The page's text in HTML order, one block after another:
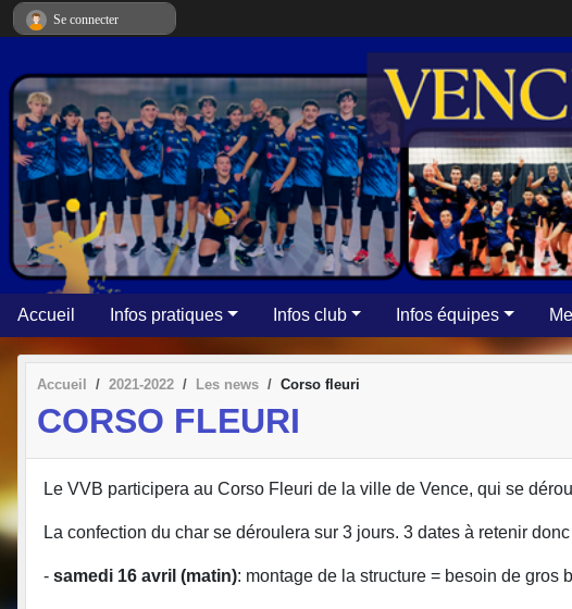
Accueil Infos pratiques Infos club Infos équipes
Accueil 2021-2022 Les news Corso fleuri
CORSO FLEURI
Le VVB participera au Corso Fleuri de la ville de Vence, qui se
La confection du char se déroulera sur 3 jours. 3 dates à retenir donc
- samedi 16 avril (matin): montage de la structure = besoin de gros
Se connecter
Panneau de gestion des cookies